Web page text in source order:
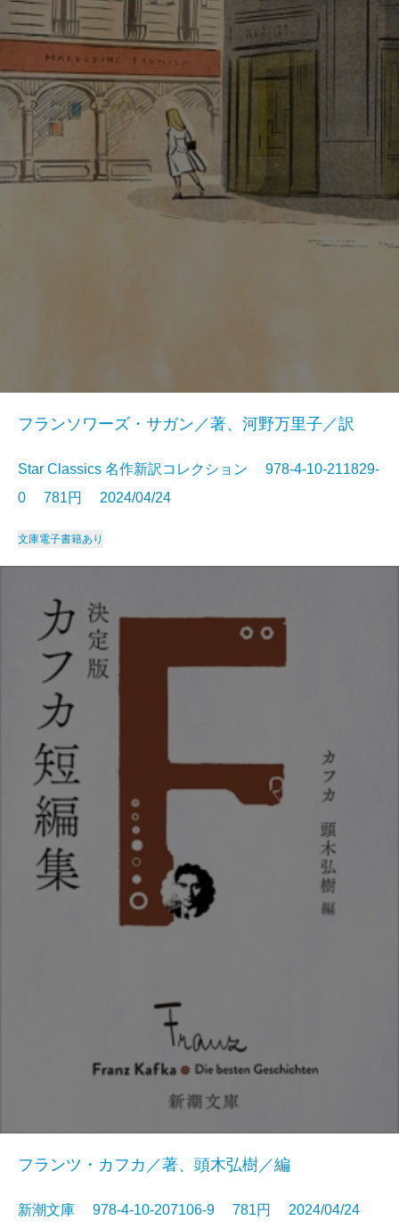
フランソワーズ・サガン／著、河野万里子／訳
Star Classics 名作新訳コレクション 978-4-10-211829-
0 781円 2024/04/24
文庫電子書籍あり
フランツ・カフカ／著、頭木弘樹／編
新潮文庫 978-4-10-207106-9 781円 2024/04/24